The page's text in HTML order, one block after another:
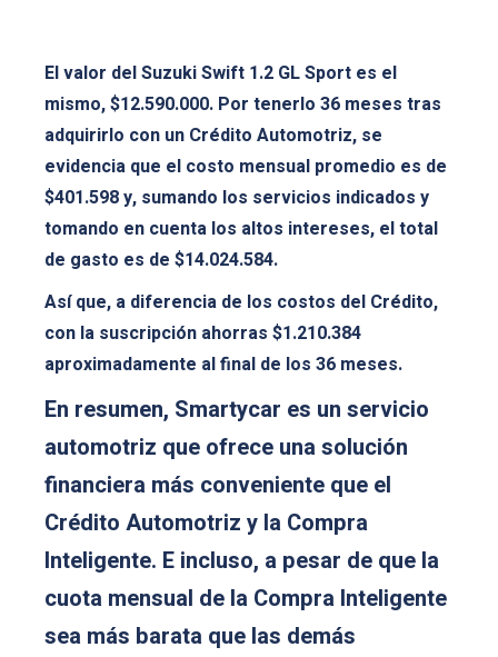
El valor del Suzuki Swift 1.2 GL Sport es el
mismo, $12.590.000. Por tenerlo 36 meses tras
adquirirlo con un Crédito Automotriz, se
evidencia que el costo mensual promedio es de
$401.598 y, sumando los servicios indicados y
tomando en cuenta los altos intereses, el total
de gasto es de $14.024.584.
Así que, a diferencia de los costos del Crédito,
con la suscripción ahorras $1.210.384
aproximadamente al final de los 36 meses.
En resumen, Smartycar es un servicio
automotriz que ofrece una solución
financiera más conveniente que el
Crédito Automotriz y la Compra
Inteligente. E incluso, a pesar de que la
cuota mensual de la Compra Inteligente
sea más barata que las demás